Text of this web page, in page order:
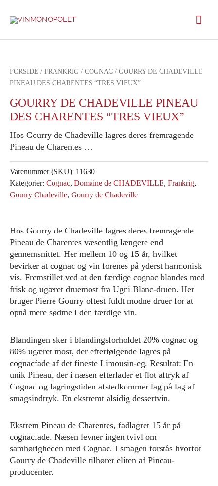
FORSIDE / FRANKRIG / COGNAC / GOURRY DE CHADEVILLE
PINEAU DES CHARENTES “TRES VIEUX”
GOURRY DE CHADEVILLE PINEAU
DES CHARENTES “TRES VIEUX”
Hos Gourry de Chadeville lagres deres fremragende
Pineau de Charentes …
Varenummer (SKU): 11630
Kategorier: Cognac, Domaine de CHADEVILLE, Frankrig,
Gourry Chadeville, Gourry de Chadeville
Hos Gourry de Chadeville lagres deres fremragende
Pineau de Charentes væsentlig længere end
gennemsnittet. Her mellem 10 og 15 år, hvilket
bevirker at cognac og vin forenes på yderst harmonisk
vis. Fremstillet ved at den færdige cognac blandes med
frisk og ugæret druemost fra Ugni Blanc-druen. Her
bruger Pierre Gourry oftest fuldt modne druer for at
opnå mere sødme i den færdige vin.
Blandingen sker i blandingsforholdet 20% cognac og
80% ugæret most, der efterfølgende lagres på
cognacfade af det fineste Limousin-eg. Resultat: En
unik Pineau, der i næsen efterlader et flot aftryk af
Cognac og lagringstiden afstedkommer lag på lag af
smagsindtryk. En ekstremt alsidig dessertvin.
Ekstrem Pineau de Charentes, fadlagret 15 år på
cognacfade. Næsen levner ingen tvivl om
samhørigheden med Cognac. I smagen forstås hvorfor
Gourry de Chadeville tilhører eliten af Pineau-
producenter.